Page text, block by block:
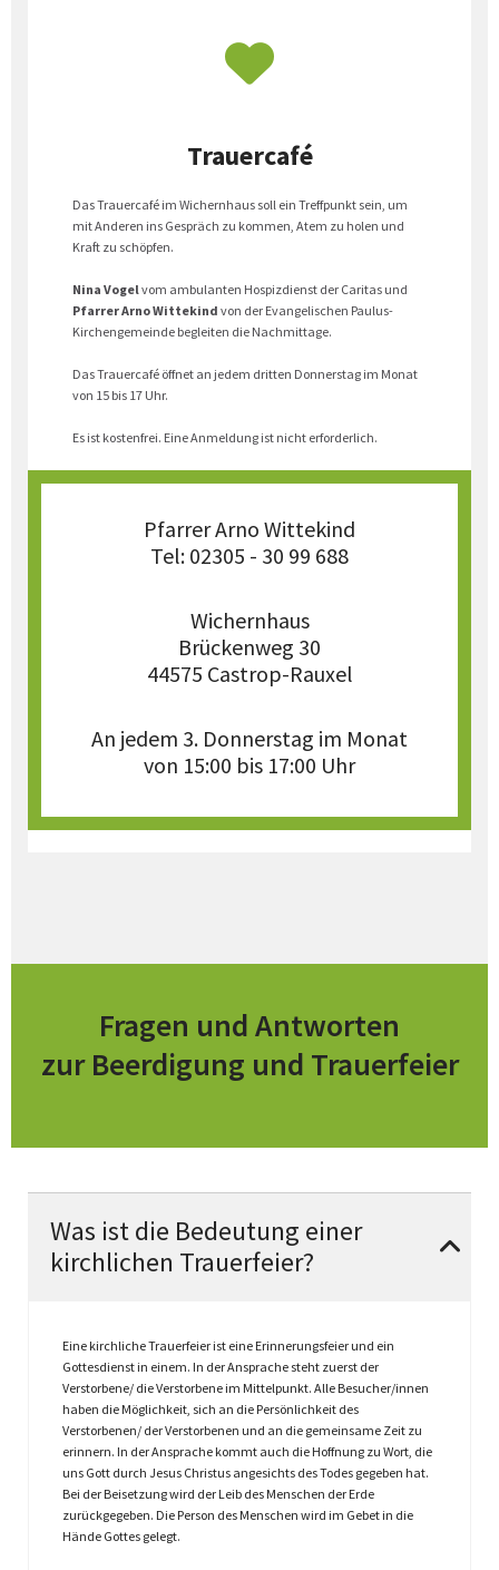
Trauercafé
Das Trauercafé im Wichernhaus soll ein Treffpunkt sein, um
mit Anderen ins Gespräch zu kommen, Atem zu holen und
Kraft zu schöpfen.
Nina Vogelvom ambulanten Hospizdienst der Caritas und
Pfarrer Arno Wittekind von der Evangelischen Paulus-
Kirchengemeinde begleiten die Nachmittage.
Das Trauercafé öffnet an jedem dritten Donnerstag im Monat
von 15 bis 17 Uhr.
Es ist kostenfrei. Eine Anmeldung ist nicht erforderlich.
Pfarrer Arno Wittekind
Tel: 02305 - 30 99 688
Wichernhaus
Brückenweg 30
44575 Castrop-Rauxel
An jedem 3. Donnerstag im Monat
von 15:00 bis 17:00 Uhr
Fragen und Antworten
zur Beerdigung und Trauerfeier
Was ist die Bedeutung einer
kirchlichen Trauerfeier?
Eine kirchliche Trauerfeier ist eine Erinnerungsfeier und ein
Gottesdienst in einem. In der Ansprache steht zuerst der
Verstorbene/ die Verstorbene im Mittelpunkt. Alle Besucher/innen
haben die Möglichkeit, sich an die Persönlichkeit des
Verstorbenen/ der Verstorbenen und an die gemeinsame Zeit zu
erinnern. In der Ansprache kommt auch die Hoffnung zu Wort, die
uns Gott durch Jesus Christus angesichts des Todes gegeben hat.
Bei der Beisetzung wird der Leib des Menschen der Erde
zurückgegeben. Die Person des Menschen wird im Gebet in die
Hände Gottes gelegt.